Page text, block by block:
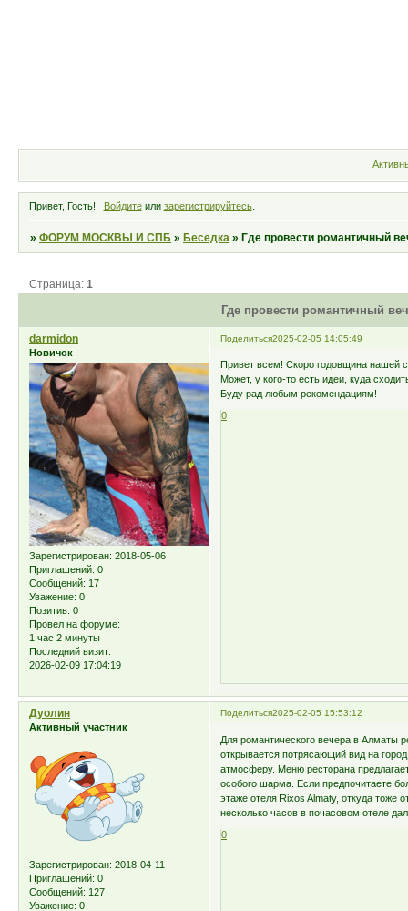
Привет, Гость! Войдитеили зарегистрируйтесь.
»ФОРУМ МОСКВЫ И СПБ »Беседка »Где провести романтичный
Где провести романтичный
Страница:1
Поделиться2025-02-05 14:05:49
darmidon
Новичок
Зарегистрирован: 2018-05-06
Приглашений: 0
Сообщений: 17
Уважение: 0
Позитив: 0
Провел на форуме:
1 час 2 минуты
Последний визит:
2026-02-09 17:04:19
Привет всем! Скоро годовщина нашей
Может, у кого-то есть идеи, куда
Буду рад любым рекомендациям!
0
Поделиться2025-02-05 15:53:12
Дуолин
Активный участник
Зарегистрирован: 2018-04-11
Приглашений: 0
Сообщений: 127
Уважение: 0
Для романтического вечера в Алматы
открывается потрясающий вид на
атмосферу. Меню ресторана
особого шарма. Если предпочитаете
этаже отеля Rixos Almaty, откуда тоже
несколько часов в почасовом отеле
0